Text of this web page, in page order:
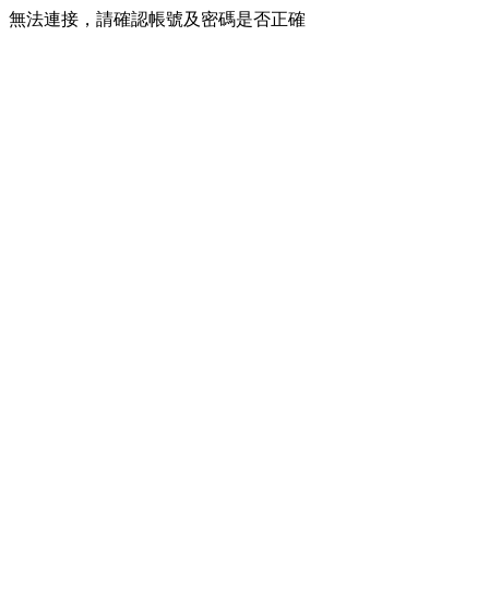
無法連接，請確認帳號及密碼是否正確